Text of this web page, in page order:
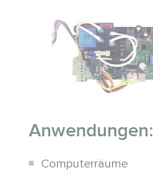
Anwendungen:
Computerräume